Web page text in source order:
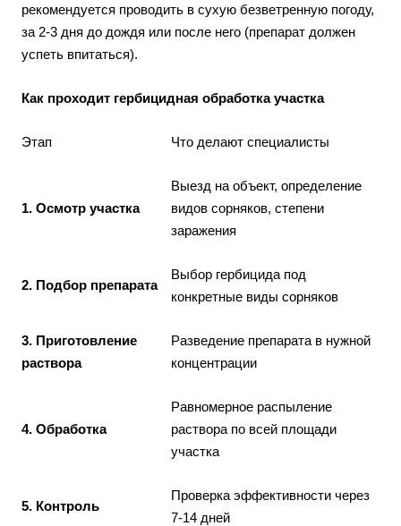
рекомендуется проводить в сухую безветренную погоду,
за 2-3 дня до дождя или после него (препарат должен
успеть впитаться).
Как проходит гербицидная обработка участка
Этап Что делают специалисты
1. Осмотр участка
Выезд на объект, определение
видов сорняков, степени
заражения
2. Подбор препарата
Выбор гербицида под
конкретные виды сорняков
3. Приготовление
раствора
Разведение препарата в нужной
концентрации
4. Обработка
Равномерное распыление
раствора по всей площади
участка
5. Контроль
Проверка эффективности через
7-14 дней